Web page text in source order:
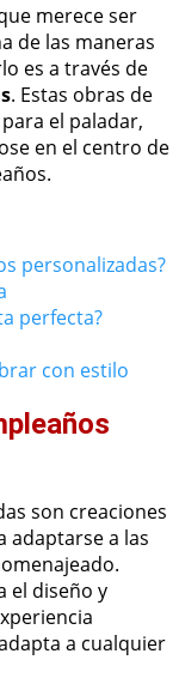
merece ser
de las maneras
es a través de
. Estas obras de
el paladar,
en el centro de
personalizadas?
perfecta?
con estilo
son creaciones
adaptarse a las
el diseño y
a cualquier